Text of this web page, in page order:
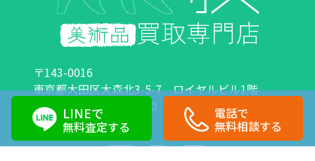
LINEで
無料査定する
電話で
無料相談する
〒143-0016
東京都大田区大森北3-5-7 ロイヤルビル1階
営業時間：10:00～18:00 定休日：日曜日・祝日
0120-89-0007 03-6423-1033